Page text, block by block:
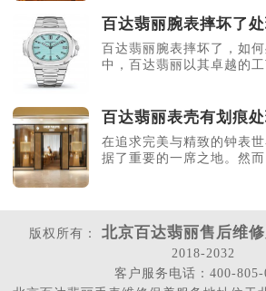
百达翡丽腕表摔坏了
百达翡丽腕表摔坏了，如
中，百达翡丽以其卓越的工
百达翡丽表壳有划痕
在追求完美与精致的钟表
据了重要的一席之地。然而
版权所有： 北京百达翡丽售后维
2018-2032
客户服务电话：400-805-